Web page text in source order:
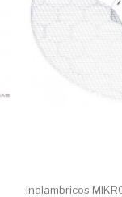
Inalambricos